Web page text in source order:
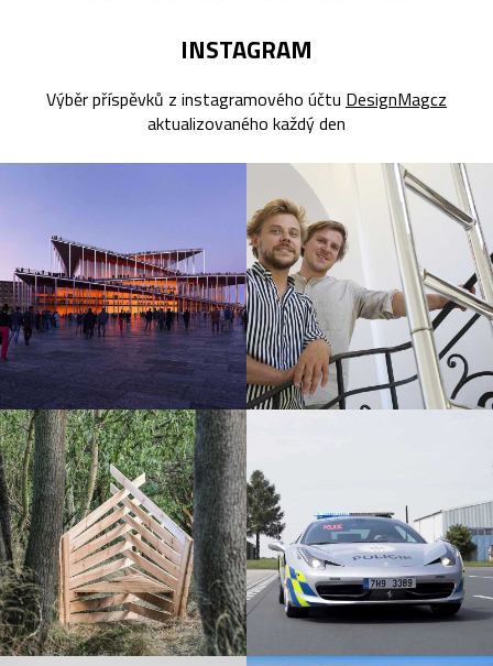
INSTAGRAM
Výběr příspěvků z instagramového účtu DesignMagcz
aktualizovaného každý den